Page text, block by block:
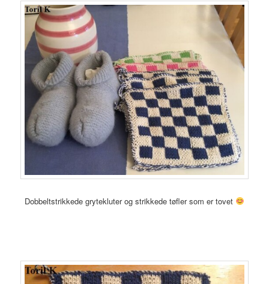
Dobbeltstrikkede grytekluter og strikkede tøfler som er tovet